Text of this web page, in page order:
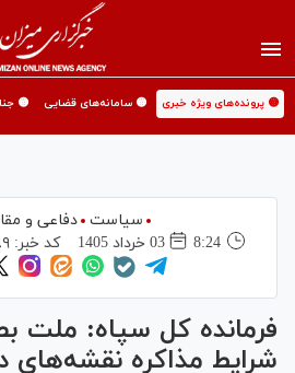
🟡 پرونده‌های ویژه خبری 🟡 سامانه‌های قضایی 🟡
سیاست
دفاعی و
8:24
03 خرداد 1405 کد خبر:
فرمانده کل سپاه: ملت
شرایط مذاکره